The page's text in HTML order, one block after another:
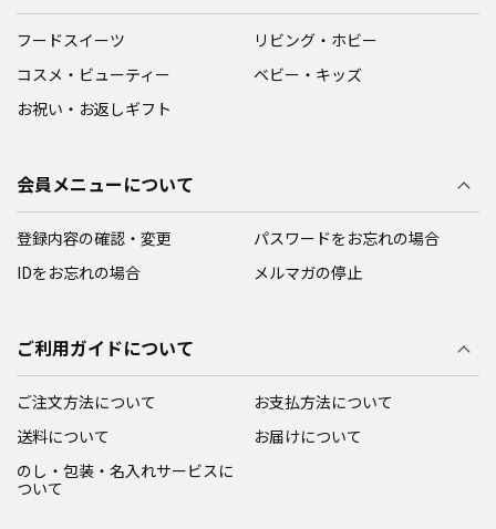
フードスイーツ
リビング・ホビー
コスメ・ビューティー
ベビー・キッズ
お祝い・お返しギフト
会員メニューについて
登録内容の確認・変更
パスワードをお忘れの場合
IDをお忘れの場合
メルマガの停止
ご利用ガイドについて
ご注文方法について
お支払方法について
送料について
お届けについて
のし・包装・名入れサービスに
ついて